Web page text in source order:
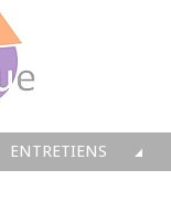
ENTRETIENS